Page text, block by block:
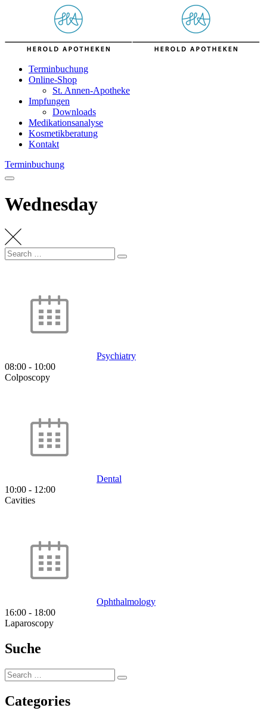
Terminbuchung
Online-Shop
St. Annen-Apotheke
Impfungen
Downloads
Medikationsanalyse
Kosmetikberatung
Kontakt
Terminbuchung
Wednesday
Search
for:
Search
Psychiatry
08:00 - 10:00
Colposcopy
Dental
10:00 - 12:00
Cavities
Ophthalmology
16:00 - 18:00
Laparoscopy
Suche
Search
for:
Search
Categories